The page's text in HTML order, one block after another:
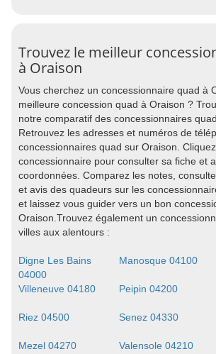
Trouvez le meilleur
à Oraison
Vous cherchez un concessionnaire quad à
meilleure concession quad à Oraison ?
notre comparatif des concessionnaires
Retrouvez les adresses et numéros de
concessionnaires quad sur Oraison.
concessionnaire pour consulter sa fiche et
coordonnées. Comparez les notes,
et avis des quadeurs sur les
et laissez vous guider vers un bon
Oraison.Trouvez également un
villes aux alentours :
Digne Les Bains
04000
Manosque 04100
Villeneuve 04180
Peipin 04200
Riez 04500
Senez 04330
Mezel 04270
Valensole 04210